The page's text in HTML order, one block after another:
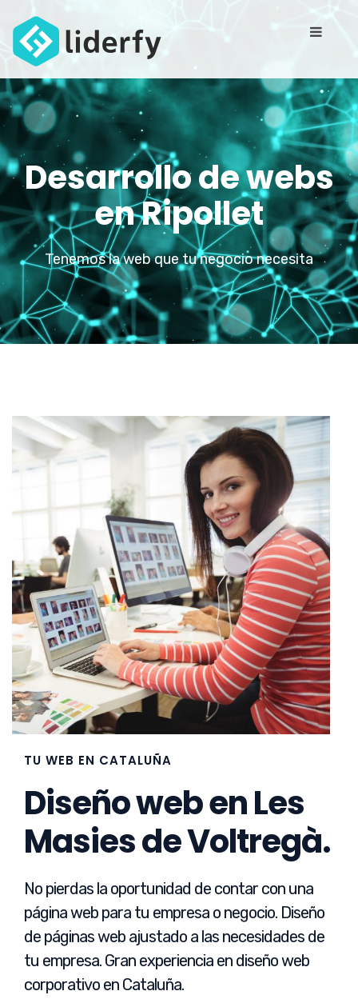
Desarrollo de webs
en Ripollet
Tenemos la web que tu negocio necesita
TU WEB EN CATALUÑA
Diseño web en Les
Masies de Voltregà.
No pierdas la oportunidad de contar con una
página web para tu empresa o negocio. Diseño
de páginas web ajustado a las necesidades de
tu empresa. Gran experiencia en diseño web
corporativo en Cataluña.